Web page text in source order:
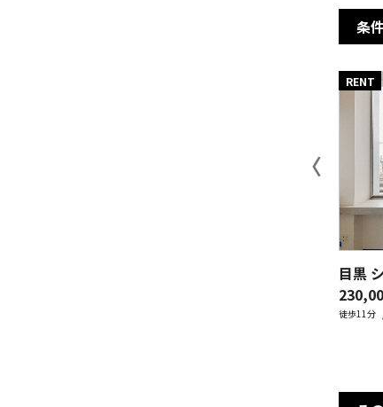
条
RENT
目黒
徒歩11分
〈